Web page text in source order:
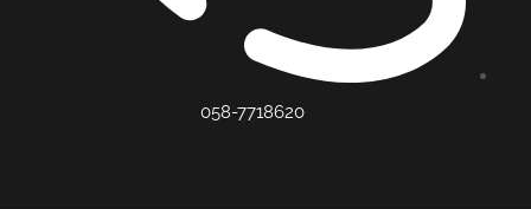
058-7718620